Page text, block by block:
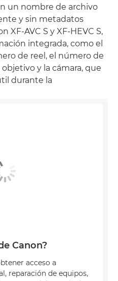
un nombre de archivo
y sin metadatos
XF-AVC S y XF-HEVC S,
integrada, como el
de reel, el número de
y la cámara, que
durante la
Canon?
acceso a
reparación de equipos,